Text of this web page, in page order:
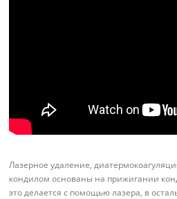
Лазерное удаление,
кондилом основаны на прижигании
это делается с помощью лазера, в